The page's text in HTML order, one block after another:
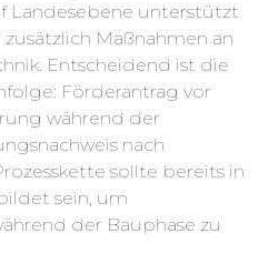
Landesebene unterstützt
zusätzlich Maßnahmen an
Entscheidend ist die
Förderantrag vor
während der
nach
sollte bereits in
sein, um
der Bauphase zu